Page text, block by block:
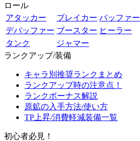
ロール
アタッカー
ブレイカー バッファー
デバッファー ブースター ヒーラー
タンク
ジャマー
ランクアップ/装備
キャラ別推奨ランクまとめ
ランクアップ時の注意点！
ランクボーナス解説
原鉱の入手方法/使い方
TP上昇/消費軽減装備一覧
初心者必見！